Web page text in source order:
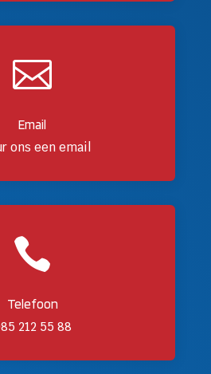

Email
ons een email

Telefoon
212 55 88